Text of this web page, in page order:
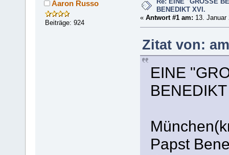
Aaron Russo
Beiträge: 924
BENEDIKT XVI.
« Antwort #1 am: 13. Januar
Zitat von:
EINE
Papst